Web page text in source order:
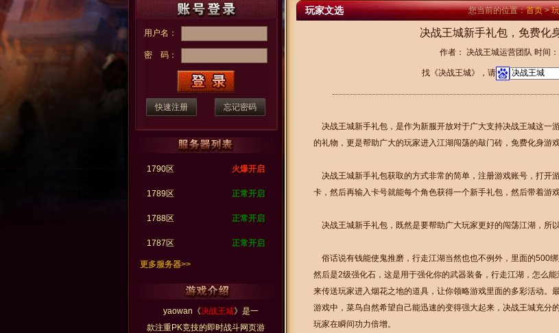
玩家文选 您当前的位置：首页>
决战王城新手礼包，免费化
作者： 决战王城运营团队 时间
找《决战王城》，请
决战王城新手礼包，是作为新服开放对于广大支持决战王城这一
的礼物，更是帮助广大的玩家进入江湖闯荡的敲门砖，免费化身游戏
决战王城新手礼包获取的方式非常的简单，注册游戏账号，打开
卡，然后再输入卡号就能每个角色获得一个新手礼包，然后带着游
决战王城新手礼包，既然是要帮助广大玩家更好的闯荡江湖，所
俗话说有钱能使鬼推磨，行走江湖当然也也不例外，里面的500
然后是2级强化石，这是用于强化你的武器装备，行走江湖，怎么
来传送玩家进入烟花之地的道具，让你领略游戏里面的多彩活动。
游戏中，菜鸟自然希望自己能迅速的变得强大起来，决战王城充分
玩家在瞬间功力倍增。
用户名：
密 码：
快速注册 忘记密码
火爆开启
1790区
正常开启
1789区
正常开启
1788区
正常开启
1787区
更多服务器>>
yaowan《决战王城》是一
款注重PK竞技的即时战斗网页游